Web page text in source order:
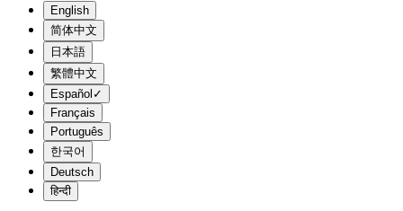
English
简体中文
日本語
繁體中文
Español ✓
Français
Português
한국어
Deutsch
हिन्दी